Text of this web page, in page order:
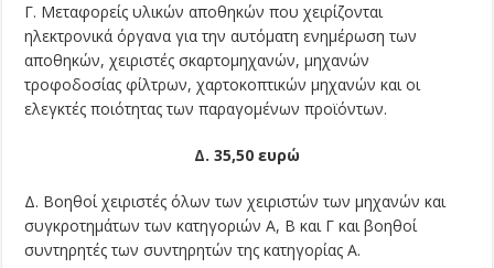
Γ. Μεταφορείς υλικών αποθηκών που χειρίζονται
ηλεκτρονικά όργανα για την αυτόματη ενημέρωση των
αποθηκών, χειριστές σκαρτομηχανών, μηχανών
τροφοδοσίας φίλτρων, χαρτοκοπτικών μηχανών και οι
ελεγκτές ποιότητας των παραγομένων προϊόντων.
Δ. 35,50 ευρώ
Δ. Βοηθοί χειριστές όλων των χειριστών των μηχανών και
συγκροτημάτων των κατηγοριών Α, Β και Γ και βοηθοί
συντηρητές των συντηρητών της κατηγορίας Α.